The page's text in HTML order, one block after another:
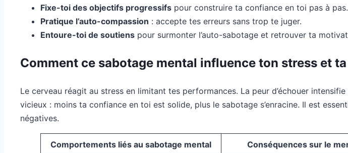
Fixe-toi des objectifs progressifs pour construire ta confiance en toi pas à pas.
Pratique l’auto-compassion : accepte tes erreurs sans trop te juger.
Entoure-toi de soutiens pour surmonter l’auto-sabotage et retrouver ta
Comment ce sabotage mental influence ton stress et
Le cerveau réagit au stress en limitant tes performances. La peur d’échouer
vicieux : moins ta confiance en toi est solide, plus le sabotage s’enracine. Il est
négatives.
Comportements liés au sabotage mental Conséquences sur le